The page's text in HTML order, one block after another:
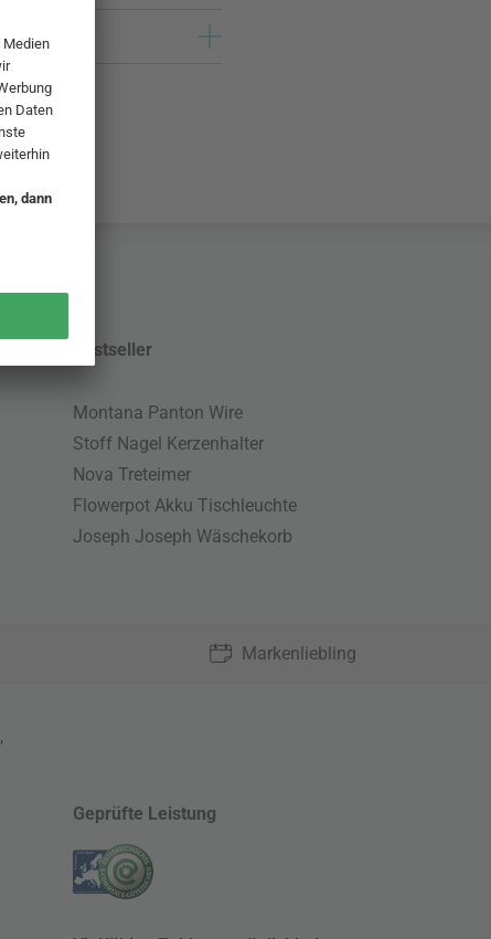
Bestseller
Montana Panton Wire
Stoff Nagel Kerzenhalter
Nova Treteimer
Flowerpot Akku Tischleuchte
Joseph Joseph Wäschekorb
Markenliebling
,
Geprüfte Leistung